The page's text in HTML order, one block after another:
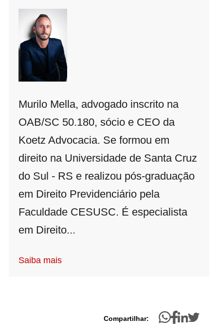
Murilo Mella, advogado inscrito na
OAB/SC 50.180, sócio e CEO da
Koetz Advocacia. Se formou em
direito na Universidade de Santa Cruz
do Sul - RS e realizou pós-graduação
em Direito Previdenciário pela
Faculdade CESUSC. É especialista
em Direito...
Saiba mais
Compartilhar: